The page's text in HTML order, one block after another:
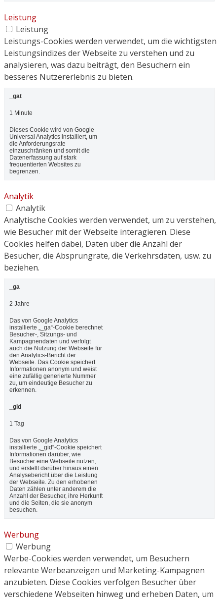
Leistung
Leistung
Leistungs-Cookies werden verwendet, um die wichtigsten
Leistungsindizes der Webseite zu verstehen und zu
analysieren, was dazu beiträgt, den Besuchern ein
besseres Nutzererlebnis zu bieten.
_gat
1 Minute
Dieses Cookie wird von Google
Universal Analytics installiert, um
die Anforderungsrate
einzuschränken und somit die
Datenerfassung auf stark
frequentierten Websites zu
begrenzen.
Analytik
Analytik
Analytische Cookies werden verwendet, um zu verstehen,
wie Besucher mit der Webseite interagieren. Diese
Cookies helfen dabei, Daten über die Anzahl der
Besucher, die Absprungrate, die Verkehrsdaten, usw. zu
beziehen.
_ga
2 Jahre
Das von Google Analytics
installierte „_ga“-Cookie berechnet
Besucher-, Sitzungs- und
Kampagnendaten und verfolgt
auch die Nutzung der Webseite für
den Analytics-Bericht der
Webseite. Das Cookie speichert
Informationen anonym und weist
eine zufällig generierte Nummer
zu, um eindeutige Besucher zu
erkennen.
_gid
1 Tag
Das von Google Analytics
installierte „_gid“-Cookie speichert
Informationen darüber, wie
Besucher eine Webseite nutzen,
und erstellt darüber hinaus einen
Analysebericht über die Leistung
der Webseite. Zu den erhobenen
Daten zählen unter anderem die
Anzahl der Besucher, ihre Herkunft
und die Seiten, die sie anonym
besuchen.
Werbung
Werbung
Werbe-Cookies werden verwendet, um Besuchern
relevante Werbeanzeigen und Marketing-Kampagnen
anzubieten. Diese Cookies verfolgen Besucher über
verschiedene Webseiten hinweg und erheben Daten, um